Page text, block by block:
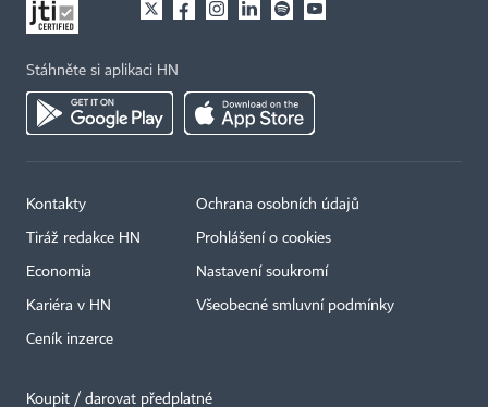
Stáhněte si aplikaci HN
Kontakty
Tiráž redakce HN
Economia
Kariéra v HN
Ceník inzerce
Ochrana osobních údajů
Prohlášení o cookies
Nastavení soukromí
Všeobecné smluvní podmínky
Koupit / darovat předplatné